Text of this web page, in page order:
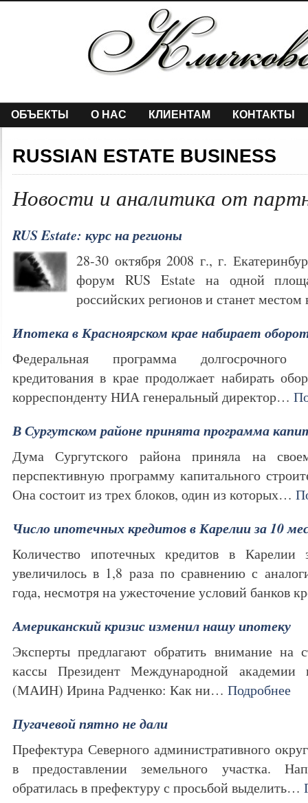
ОБЪЕКТЫ О НАС КЛИЕНТАМ КОНТАКТЫ
RUSSIAN ESTATE BUSINESS
Новости и аналитика от
RUS Estate: курс на регионы
28-30 октября 2008 г., г.
форум RUS Estate на одной
российских регионов и станет
Ипотека в Красноярском крае набирает
Федеральная программа
кредитования в крае продолжает набирать
корреспонденту НИА генеральный директор…
В Сургутском районе принята программа
Дума Сургутского района приняла на
перспективную программу капитального
Она состоит из трех блоков, один из которых…
Число ипотечных кредитов в Карелии за 10
Количество ипотечных кредитов в
увеличилось в 1,8 раза по сравнению с
года, несмотря на ужесточение условий банков
Американский кризис изменил нашу ипотеку
Эксперты предлагают обратить внимание на
кассы Президент Международной
(МАИН) Ирина Радченко: Как ни… Подробнее
Пугачевой пятно не дали
Префектура Северного административного
в предоставлении земельного участка.
обратилась в префектуру с просьбой выделить…